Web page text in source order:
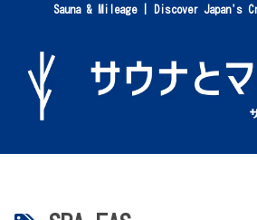
Sauna & Mileage | Discover Japan's